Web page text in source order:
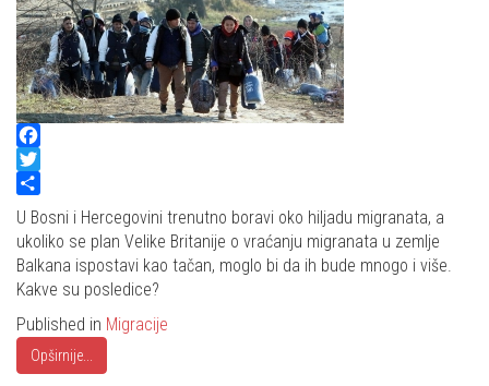
Facebook
Twitter
Share
U Bosni i Hercegovini trenutno boravi oko hiljadu migranata, a
ukoliko se plan Velike Britanije o vraćanju migranata u zemlje
Balkana ispostavi kao tačan, moglo bi da ih bude mnogo i više.
Kakve su posledice?
Published in Migracije
Opširnije...